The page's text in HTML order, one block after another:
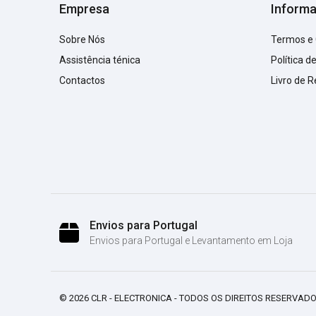
Empresa
Sobre Nós
Assistência ténica
Contactos
Termos e
Política
Livro de
Envios para Portugal
Envios para Portugal e Levantamento em Loja
© 2026 CLR - ELECTRONICA - TODOS OS DIREITOS